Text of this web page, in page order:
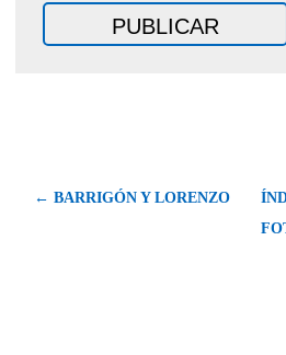
← BARRIGÓN Y LORENZO